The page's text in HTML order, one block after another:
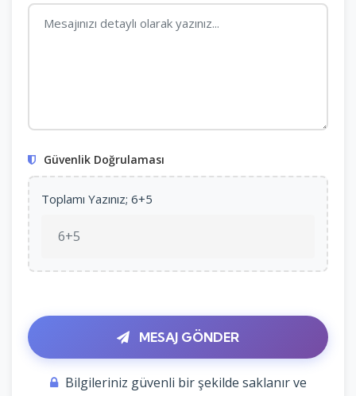
Güvenlik Doğrulaması
Toplamı Yazınız; 6+5
MESAJ GÖNDER
Bilgileriniz güvenli bir şekilde saklanır ve